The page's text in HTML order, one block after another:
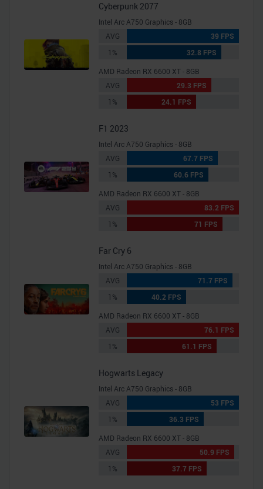
Cyberpunk 2077
Intel Arc A750 Graphics - 8GB
AVG
39 FPS
1%
32.8 FPS
AMD Radeon RX 6600 XT - 8GB
AVG
29.3 FPS
1%
24.1 FPS
F1 2023
Intel Arc A750 Graphics - 8GB
AVG
67.7 FPS
1%
60.6 FPS
AMD Radeon RX 6600 XT - 8GB
AVG
83.2 FPS
1%
71 FPS
Far Cry 6
Intel Arc A750 Graphics - 8GB
AVG
71.7 FPS
1%
40.2 FPS
AMD Radeon RX 6600 XT - 8GB
AVG
76.1 FPS
1%
61.1 FPS
Hogwarts Legacy
Intel Arc A750 Graphics - 8GB
AVG
53 FPS
1%
36.3 FPS
AMD Radeon RX 6600 XT - 8GB
AVG
50.9 FPS
1%
37.7 FPS